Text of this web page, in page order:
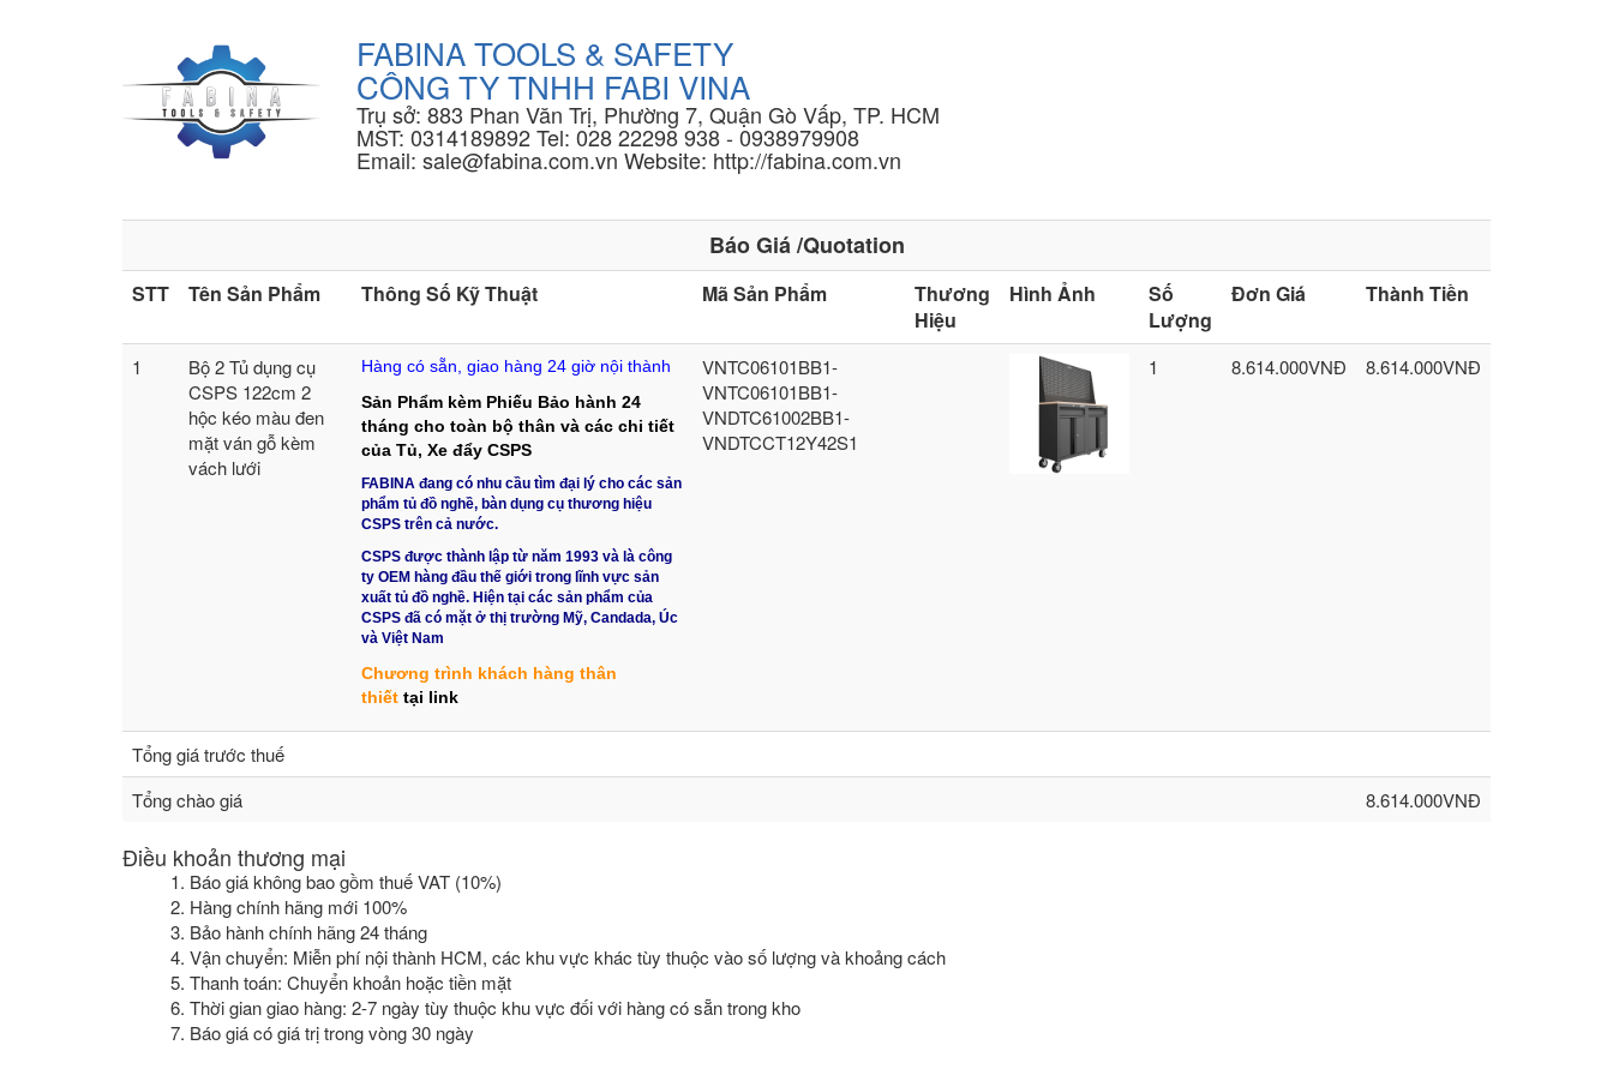
FABINA TOOLS & SAFETY
CÔNG TY TNHH FABI VINA
Trụ sở: 883 Phan Văn Trị, Phường 7, Quận Gò Vấp, TP. HCM
MST: 0314189892 Tel: 028 22298 938 - 0938979908
Email: sale@fabina.com.vn Website: http://fabina.com.vn
Báo Giá /Quotation
STT Tên Sản Phẩm Thông Số Kỹ Thuật Mã Sản Phẩm
Thương
Hiệu
Hình Ảnh
Số
Lượng
Đơn Giá Thành Tiền
1
Bộ 2 Tủ dụng cụ
CSPS 122cm 2
hộc kéo màu đen
mặt ván gỗ kèm
vách lưới
Hàng có sẵn, giao hàng 24 giờ nội thành
Sản Phẩm kèm Phiếu Bảo hành 24
tháng cho toàn bộ thân và các chi tiết
của Tủ, Xe đẩy CSPS
FABINA đang có nhu cầu tìm đại lý cho các sản
phẩm tủ đồ nghề, bàn dụng cụ thương hiệu
CSPS trên cả nước.
CSPS được thành lập từ năm 1993 và là công
ty OEM hàng đầu thế giới trong lĩnh vực sản
xuất tủ đồ nghề. Hiện tại các sản phẩm của
CSPS đã có mặt ở thị trường Mỹ, Candada, Úc
và Việt Nam
Chương trình khách hàng thân
thiết tại link
VNTC06101BB1-
VNTC06101BB1-
VNDTC61002BB1-
VNDTCCT12Y42S1
1 8.614.000VNĐ 8.614.000VNĐ
Tổng giá trước thuế
Tổng chào giá
8.614.000VNĐ
Điều khoản thương mại
1. Báo giá không bao gồm thuế VAT (10%)
2. Hàng chính hãng mới 100%
3. Bảo hành chính hãng 24 tháng
4. Vận chuyển: Miễn phí nội thành HCM, các khu vực khác tùy thuộc vào số lượng và khoảng cách
5. Thanh toán: Chuyển khoản hoặc tiền mặt
6. Thời gian giao hàng: 2-7 ngày tùy thuộc khu vực đối với hàng có sẵn trong kho
7. Báo giá có giá trị trong vòng 30 ngày